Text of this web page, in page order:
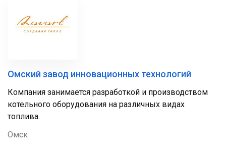
Омский завод инновационных технологий
Компания занимается разработкой и производством
котельного оборудования на различных видах
топлива.
Омск